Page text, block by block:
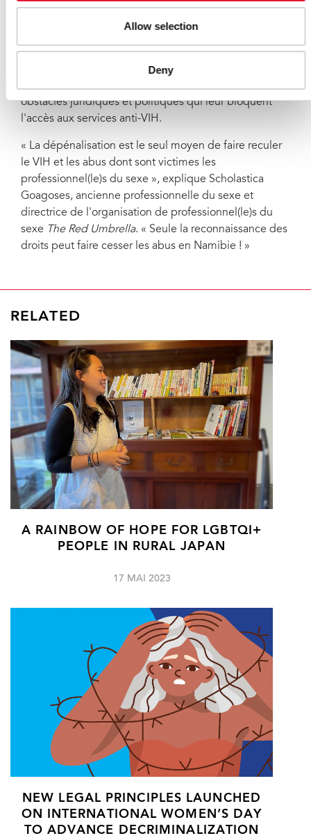
Allow selection
Deny
recommandations figurent le traitement des violences,
des abus et de la stigmatisation envers les
obstacles juridiques et politiques qui leur bloquent
l'accès aux services anti-VIH.
« La dépénalisation est le seul moyen de faire reculer
le VIH et les abus dont sont victimes les
professionnel(le)s du sexe », explique Scholastica
Goagoses, ancienne professionnelle du sexe et
directrice de l'organisation de professionnel(le)s du
sexe The Red Umbrella. « Seule la reconnaissance des
droits peut faire cesser les abus en Namibie ! »
RELATED
A RAINBOW OF HOPE FOR LGBTQI+
PEOPLE IN RURAL JAPAN
17 MAI 2023
NEW LEGAL PRINCIPLES LAUNCHED
ON INTERNATIONAL WOMEN’S DAY
TO ADVANCE DECRIMINALIZATION